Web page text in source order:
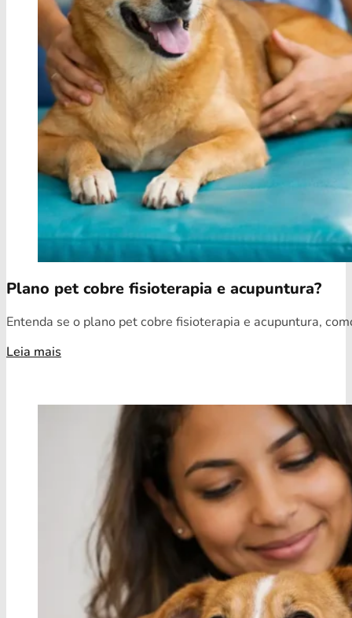
Plano pet cobre fisioterapia e acupuntura?
Entenda se o plano pet cobre fisioterapia e acupuntura,
Leia mais